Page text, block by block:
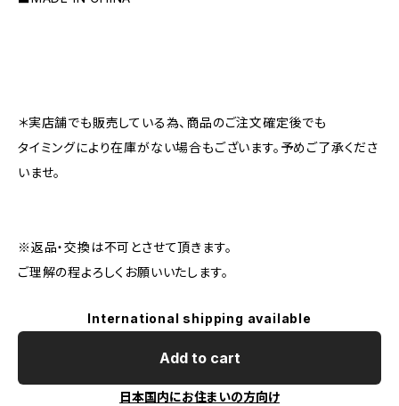
＊実店舗でも販売している為、商品のご注文確定後でも
タイミングにより在庫がない場合もございます。予めご了承くださ
いませ。
※返品・交換は不可とさせて頂きます。
ご理解の程よろしくお願いいたします。
International shipping available
Add to cart
日本国内にお住まいの方向け